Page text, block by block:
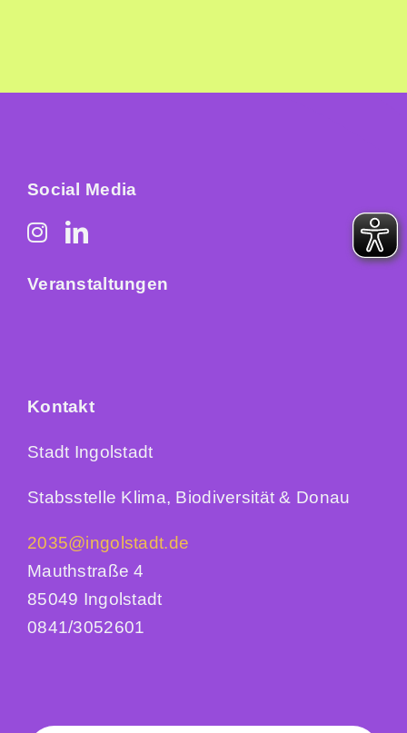
Social Media
Veranstaltungen
Kontakt
Stadt Ingolstadt
Stabsstelle Klima, Biodiversität & Donau
2035@ingolstadt.de
Mauthstraße 4
85049 Ingolstadt
0841/3052601